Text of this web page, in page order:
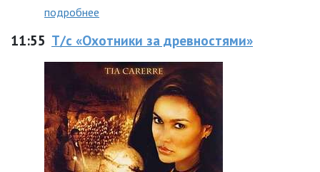
подробнее
11:55 Т/с «Охотники за древностями»